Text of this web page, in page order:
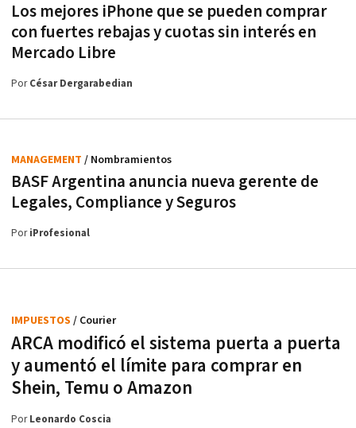
Los mejores iPhone que se pueden comprar
con fuertes rebajas y cuotas sin interés en
Mercado Libre
PorCésar Dergarabedian
BASF Argentina anuncia nueva gerente de
Legales, Compliance y Seguros
MANAGEMENT / Nombramientos
PoriProfesional
ARCA modificó el sistema puerta a puerta
y aumentó el límite para comprar en
Shein, Temu o Amazon
IMPUESTOS / Courier
PorLeonardo Coscia